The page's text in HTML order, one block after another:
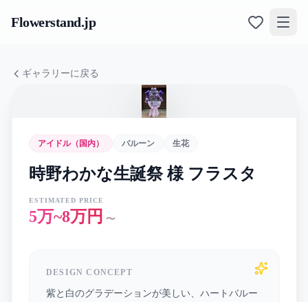
Flowerstand.jp
ギャラリーに戻る
アイドル（国内） バルーン 生花
時野わかな生誕祭 様 フラスタ
ESTIMATED PRICE
5万~8万円 〜
DESIGN CONCEPT
紫と白のグラデーションが美しい、ハートバルー